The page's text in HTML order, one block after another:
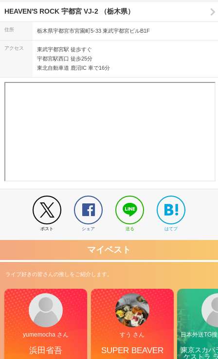
HEAVEN'S ROCK 宇都宮 VJ-2 （栃木県）
住所 栃木県宇都宮市宮園町5-33 東武宇都宮ビルB1F
アクセス
東武宇都宮駅 徒歩すぐ
宇都宮駅西口 徒歩25分
東北自動車道 鹿沼IC 車で16分
ポスト シェア 送る はてブ
マイベスト
ライブ好きの皆さんの推しをご紹介します。
yumemocha さん
浜田省吾
すう さん
SUPER BEAVER
日本外送TG
東京スカパ
ケストラ